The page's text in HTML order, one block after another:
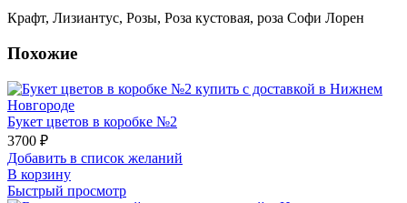
Крафт, Лизиантус, Розы, Роза кустовая, роза Софи Лорен
Похожие
Букет цветов в коробке №2
3700 ₽
Добавить в список желаний
В корзину
Быстрый просмотр